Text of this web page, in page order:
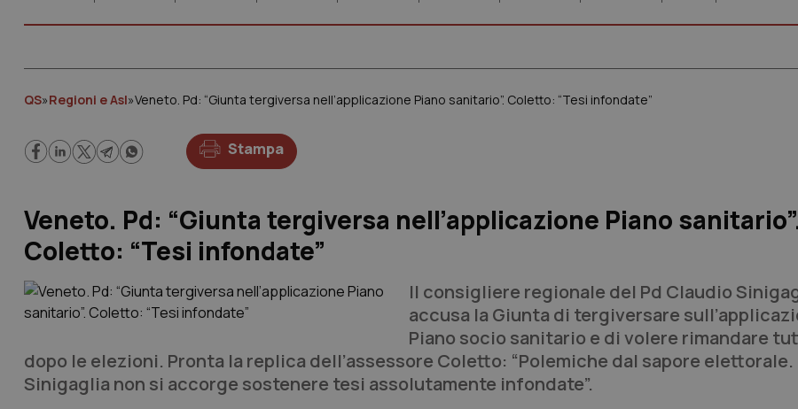
QS»Regioni e Asl»Veneto. Pd: “Giunta tergiversa nell’applicazione Piano sanitario”. Coletto: “Tesi infondate”
Stampa
Veneto. Pd: “Giunta tergiversa nell’applicazione Piano
Coletto: “Tesi infondate”
Il consigliere regionale del Pd Claudio
accusa la Giunta di tergiversare
Piano socio sanitario e di volere rimandare
dopo le elezioni. Pronta la replica dell’assessore Coletto: “Polemiche dal sapore elettorale.
Sinigaglia non si accorge sostenere tesi assolutamente infondate”.